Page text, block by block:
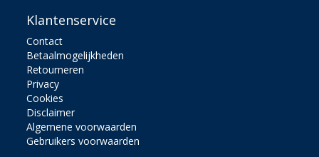
Klantenservice
Contact
Betaalmogelijkheden
Retourneren
Privacy
Cookies
Disclaimer
Algemene voorwaarden
Gebruikers voorwaarden